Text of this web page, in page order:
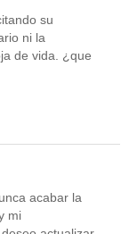
su
ni la
de vida. ¿que
acabar la
mi